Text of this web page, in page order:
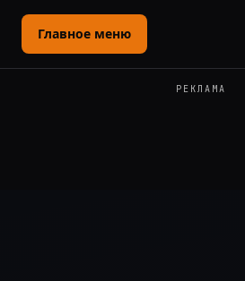
Главное меню
РЕКЛАМА